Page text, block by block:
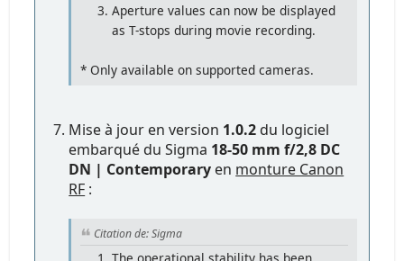
Aperture values can now be displayed
as T-stops during movie recording.
* Only available on supported cameras.
Mise à jour en version 1.0.2 du logiciel
embarqué du Sigma 18-50 mm f/2,8 DC
DN | Contemporary en monture Canon
RF :
Citation de: Sigma
The operational stability has been